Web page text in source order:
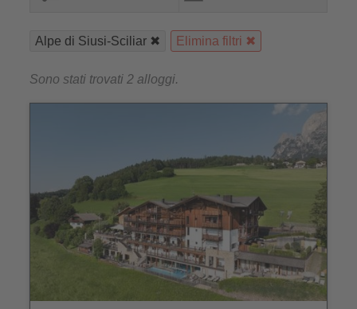
Alpe di Siusi-Sciliar Elimina filtri
Sono stati trovati 2 alloggi.